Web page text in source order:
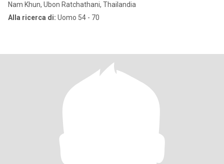
Nam Khun, Ubon Ratchathani, Thailandia
Alla ricerca di: Uomo 54 - 70